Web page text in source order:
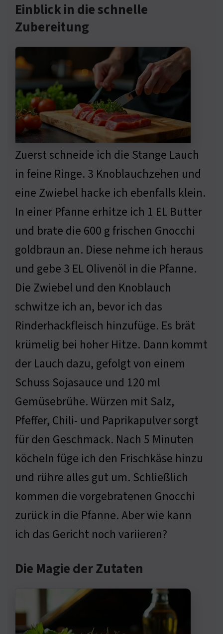
Einblick in die schnelle
Zubereitung
Zuerst schneide ich die Stange Lauch
in feine Ringe. 3 Knoblauchzehen und
eine Zwiebel hacke ich ebenfalls klein.
In einer Pfanne erhitze ich 1 EL Butter
und brate die 600 g frischen Gnocchi
goldbraun an. Diese nehme ich heraus
und gebe 3 EL Olivenöl in die Pfanne.
Die Zwiebel und den Knoblauch
schwitze ich an, bevor ich das
Rinderhackfleisch hinzufüge. Es brät
krümelig bei hoher Hitze. Dann kommt
der Lauch dazu, gefolgt von einem
Schuss Sojasauce und 120 ml
Gemüsebrühe. Würzen mit Salz,
Pfeffer, Chili- und Paprikapulver sorgt
für den Geschmack. Nach 5 Minuten
köcheln füge ich den Frischkäse hinzu
und rühre alles gut um. Schließlich
kommen die vorgebratenen Gnocchi
zurück in die Pfanne. Aber wie kann
ich das Gericht noch variieren?
Die Magie der Zutaten